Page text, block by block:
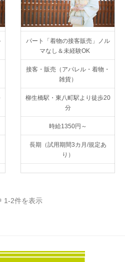
パート「着物の接客販売」ノル
マなし＆未経験OK
接客・販売（アパレル・着物・
雑貨）
柳生橋駅・東八町駅より徒歩20
分
時給1350円～
長期（試用期間3カ月/規定あ
り）
1-2件を表示